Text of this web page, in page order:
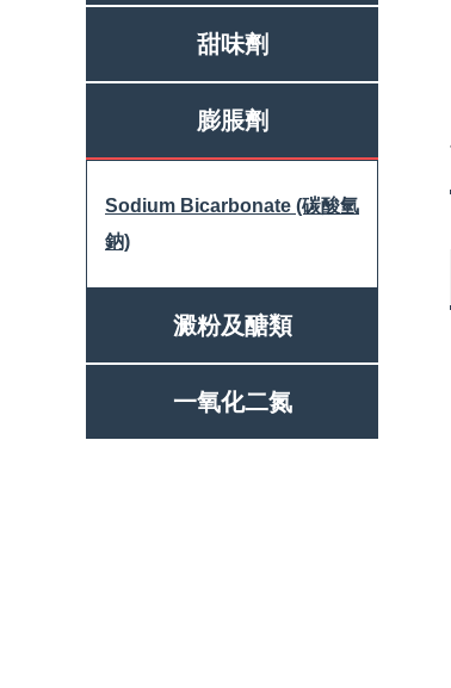
甜味劑
膨脹劑
Sodium Bicarbonate (碳酸氫
鈉)
澱粉及醣類
一氧化二氮